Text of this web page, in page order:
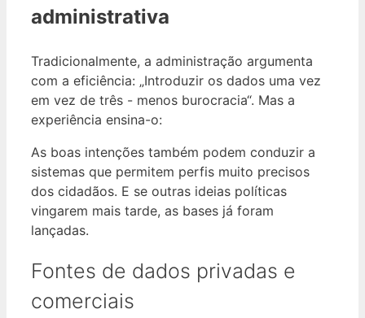
administrativa
Tradicionalmente, a administração argumenta
com a eficiência: „Introduzir os dados uma vez
em vez de três - menos burocracia“. Mas a
experiência ensina-o:
As boas intenções também podem conduzir a
sistemas que permitem perfis muito precisos
dos cidadãos. E se outras ideias políticas
vingarem mais tarde, as bases já foram
lançadas.
Fontes de dados privadas e
comerciais